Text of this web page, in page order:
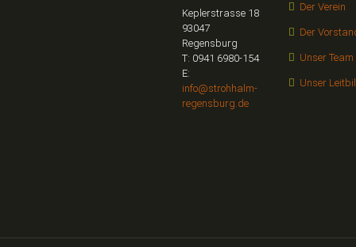
Keplerstrasse 18
93047
Regensburg
T: 0941 6980-154
E:
info@strohhalm-
regensburg.de
Der Verein
Der
Unser Team
Unser